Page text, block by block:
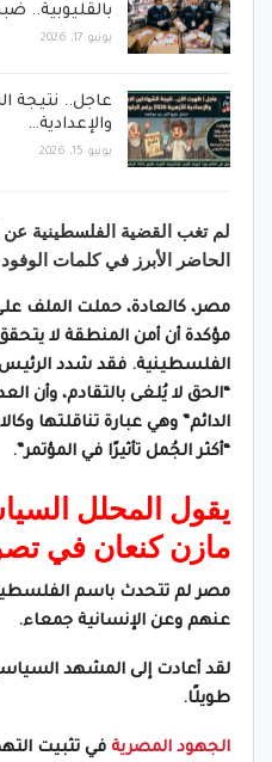
بالقليوبية..
يونيو 17, 2026
عاجل.. نتيجة
والإعدادية…
يونيو 15, 2026
لم تغب القضية الفلسطينية عن
الحاضر الأبرز في كلمات الوفود
مصر، كالعادة، حملت الملف
مؤكدة أن أمن المنطقة لا
الفلسطينية. فقد شدد
“الحق لا يُلغى بالتقادم، وأن
الدائم” وهي عبارة تناقلتها
“أكثر الجُمل تأثيرًا في المؤتمر”.
يقول المحلل
مازن كنعان في
مصر لم تتحدث باسم
عنهم وعن الإنسانية جمعاء.
لقد أعادت إلى المشهد
طويلًا.
الجهود المصرية في تثبيت